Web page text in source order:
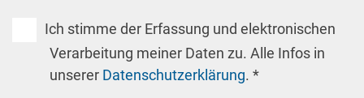
Ich stimme der Erfassung und elektronischen
Verarbeitung meiner Daten zu. Alle Infos in
unserer Datenschutzerklärung. *